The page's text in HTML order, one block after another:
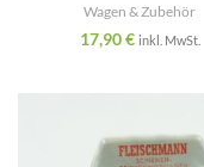
Wagen & Zubehör
17,90€ inkl. MwSt.